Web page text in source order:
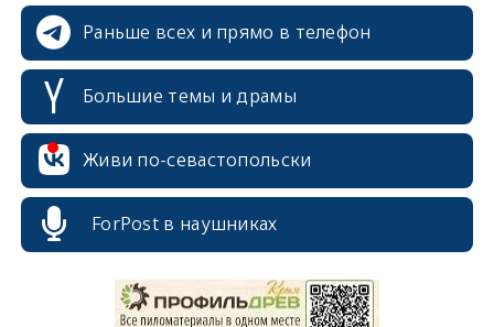
Раньше всех и прямо в телефон
Большие темы и драмы
Живи по-севастопольски
ForPost в наушниках